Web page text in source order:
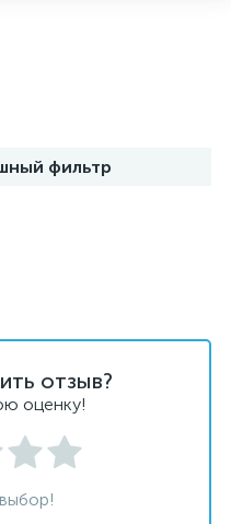
фильтр
отзыв?
оценку!